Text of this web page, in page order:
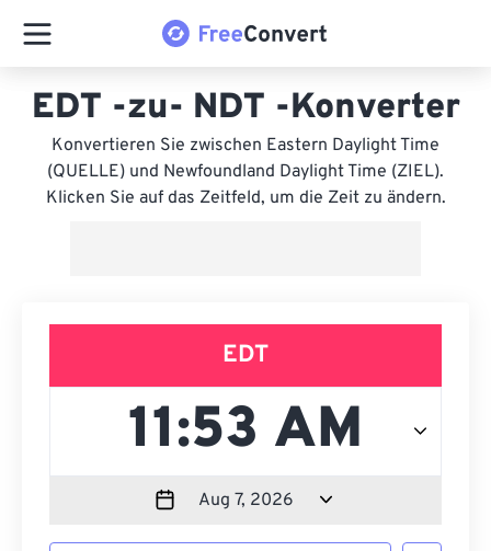
EDT -zu- NDT -Konverter
Konvertieren Sie zwischen Eastern Daylight Time
(QUELLE) und Newfoundland Daylight Time (ZIEL).
Klicken Sie auf das Zeitfeld, um die Zeit zu ändern.
EDT